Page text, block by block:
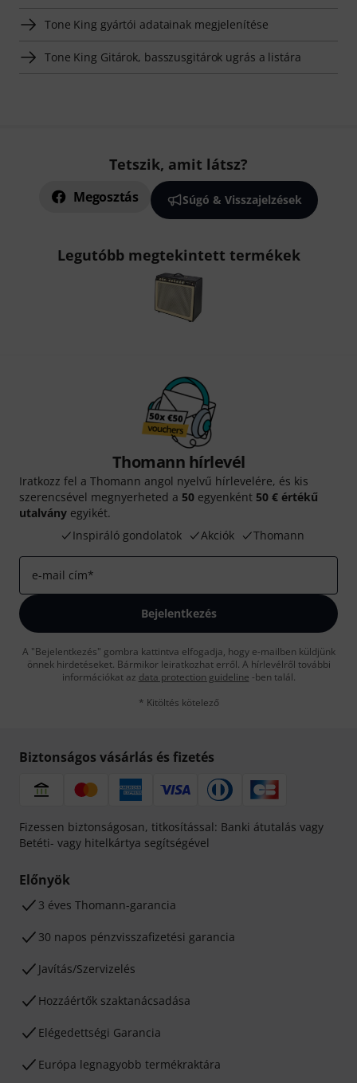
Tone King gyártói adatainak megjelenítése
Tone King Gitárok, basszusgitárok ugrás a listára
Tetszik, amit látsz?
Megosztás Súgó & Visszajelzések
Legutóbb megtekintett termékek
Thomann hírlevél
Iratkozz fel a Thomann angol nyelvű hírlevelére, és kis
szerencsével megnyerheted a 50 egyenként 50 € értékű
utalvány egyikét.
Inspiráló gondolatok
Akciók Thomann
e-mail cím*
Bejelentkezés
A "Bejelentkezés" gombra kattintva elfogadja, hogy e-mailben küldjünk
önnek hirdetéseket. Bármikor leiratkozhat erről. A hírlevélről további
információkat az data protection guideline -ben talál.
* Kitöltés kötelező
Biztonságos vásárlás és fizetés
Fizessen biztonságosan, titkosítással: Banki átutalás vagy
Betéti- vagy hitelkártya segítségével
Előnyök
3 éves Thomann-garancia
30 napos pénzvisszafizetési garancia
Javítás/Szervizelés
Hozzáértők szaktanácsadása
Elégedettségi Garancia
Európa legnagyobb termékraktára